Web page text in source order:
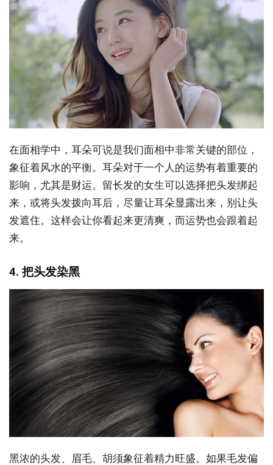
在面相学中，耳朵可说是我们面相中非常关键的部位，
象征着风水的平衡。耳朵对于一个人的运势有着重要的
影响，尤其是财运。留长发的女生可以选择把头发绑起
来，或将头发拨向耳后，尽量让耳朵显露出来，别让头
发遮住。这样会让你看起来更清爽，而运势也会跟着起
来。
4. 把头发染黑
黑浓的头发、眉毛、胡须象征着精力旺盛。如果毛发偏